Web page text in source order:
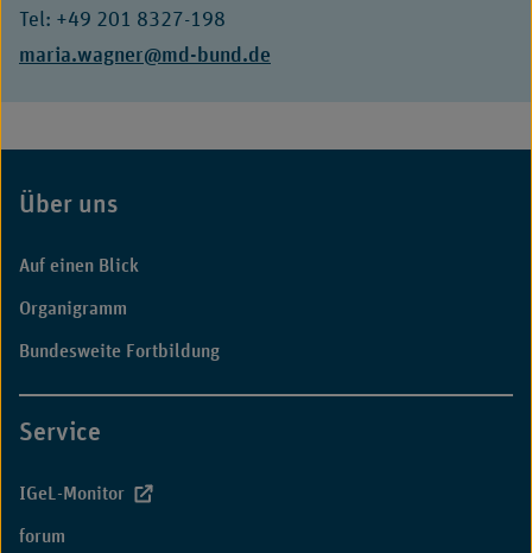
Tel: +49 201 8327-198
E-
maria.wagner@md-bund.de
Fußbereich
Über uns
Auf einen Blick
Organigramm
Bundesweite Fortbildung
Service
IGeL-Monitor
forum